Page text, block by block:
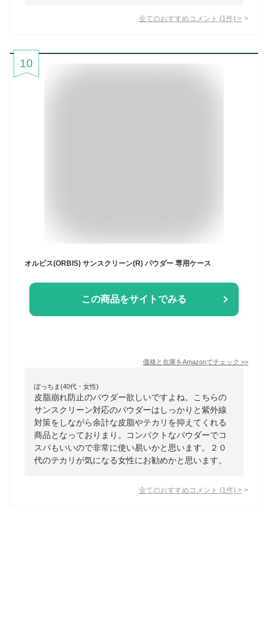
全てのおすすめコメント (1 件) >
10
オルビス(ORBIS) サンスクリーン(R) パウダー 専用ケース
この商品をサイトでみる
価格と在庫をAmazonでチェック >>
ぽっちま(40代・女性)
皮脂崩れ防止のパウダー欲しいですよね。こちらの
サンスクリーン対応のパウダーはしっかりと紫外線
対策をしながら余計な皮脂やテカリを抑えてくれる
商品となっておりまり。コンパクトなパウダーでコ
スパもいいので非常に使い易いかと思います。２０
代のテカリが気になる女性にお勧めかと思います。
全てのおすすめコメント (1 件) >